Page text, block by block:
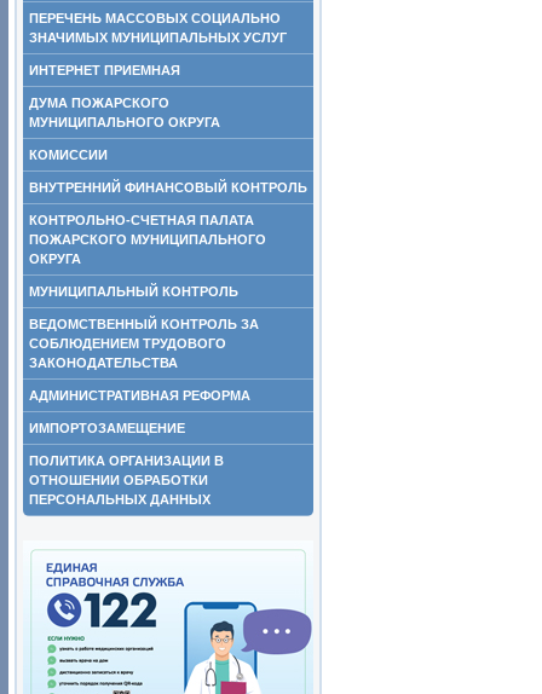
ПЕРЕЧЕНЬ МАССОВЫХ СОЦИАЛЬНО
ЗНАЧИМЫХ МУНИЦИПАЛЬНЫХ УСЛУГ
ИНТЕРНЕТ ПРИЕМНАЯ
ДУМА ПОЖАРСКОГО
МУНИЦИПАЛЬНОГО ОКРУГА
КОМИССИИ
ВНУТРЕННИЙ ФИНАНСОВЫЙ КОНТРОЛЬ
КОНТРОЛЬНО-СЧЕТНАЯ ПАЛАТА
ПОЖАРСКОГО МУНИЦИПАЛЬНОГО
ОКРУГА
МУНИЦИПАЛЬНЫЙ КОНТРОЛЬ
ВЕДОМСТВЕННЫЙ КОНТРОЛЬ ЗА
СОБЛЮДЕНИЕМ ТРУДОВОГО
ЗАКОНОДАТЕЛЬСТВА
АДМИНИСТРАТИВНАЯ РЕФОРМА
ИМПОРТОЗАМЕЩЕНИЕ
ПОЛИТИКА ОРГАНИЗАЦИИ В
ОТНОШЕНИИ ОБРАБОТКИ
ПЕРСОНАЛЬНЫХ ДАННЫХ